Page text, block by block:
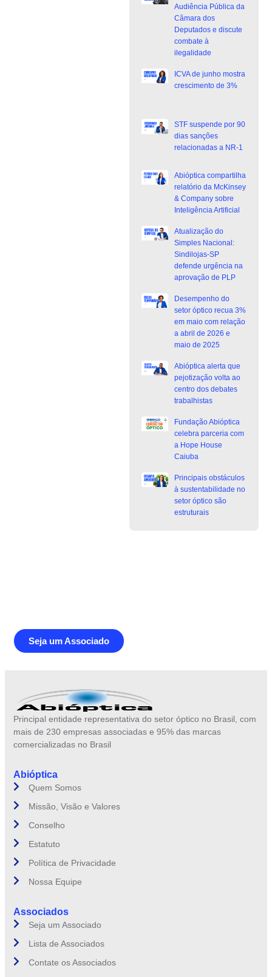
Audiência Pública da
Câmara dos
Deputados e discute
combate à
ilegalidade
ICVA de junho mostra
crescimento de 3%
STF suspende por 90
dias sanções
relacionadas a NR-1
Abióptica compartilha
relatório da McKinsey
& Company sobre
Inteligência Artificial
Atualização do
Simples Nacional:
Sindilojas-SP
defende urgência na
aprovação de PLP
Desempenho do
setor óptico recua 3%
em maio com relação
a abril de 2026 e
maio de 2025
Abióptica alerta que
pejotização volta ao
centro dos debates
trabalhistas
Fundação Abióptica
celebra parceria com
a Hope House
Caiuba
Principais obstáculos
à sustentabilidade no
setor óptico são
estruturais
Seja um Associado
Principal entidade representativa do setor óptico no Brasil, com
mais de 230 empresas associadas e 95% das marcas
comercializadas no Brasil
Abióptica
Quem Somos
Missão, Visão e Valores
Conselho
Estatuto
Política de Privacidade
Nossa Equipe
Associados
Seja um Associado
Lista de Associados
Contate os Associados